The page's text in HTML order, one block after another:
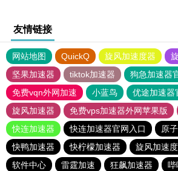
友情链接
网站地图 QuickQ 旋风加速度器
坚果加速器
tiktok加速器
狗急加速器
免费vqn外网加速
小蓝鸟 优途加速器
旋风加速器
免费vps加速器外网苹果版
快连加速器
快连加速器官网入口
原
快鸭加速器
快柠檬加速器 旋风加速
软件中心
雷霆加速 狂飙加速器 哔